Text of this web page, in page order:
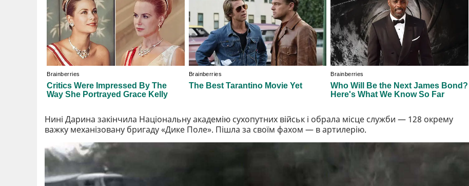
Нині Дарина закінчила Національну академію сухопутних військ і обрала місце служби — 128 окрему
важку механізовану бригаду «Дике Поле». Пішла за своїм фахом — в артилерію.